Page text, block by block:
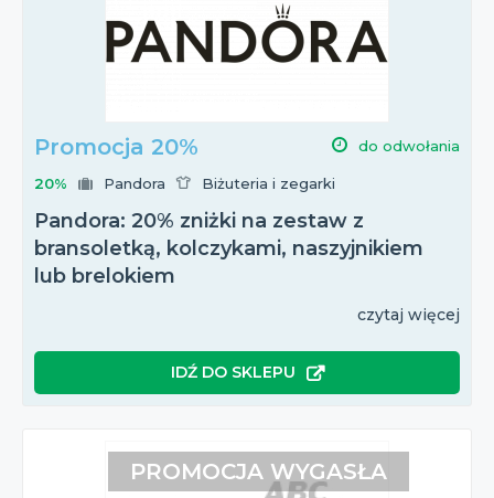
Promocja 20% do odwołania
20% Pandora Biżuteria i zegarki
Pandora: 20% zniżki na zestaw z
bransoletką, kolczykami, naszyjnikiem
lub brelokiem
czytaj więcej
IDŹ DO SKLEPU
PROMOCJA WYGASŁA